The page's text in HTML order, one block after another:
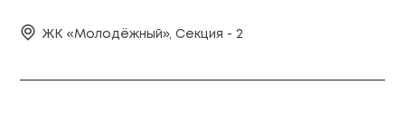
ЖК «Молодёжный», Секция - 2